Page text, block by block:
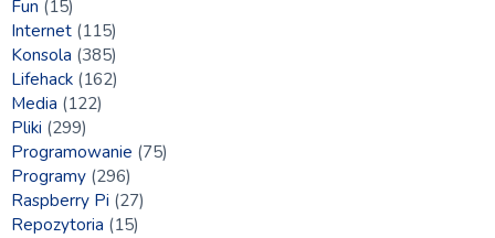
Fun (15)
Internet (115)
Konsola (385)
Lifehack (162)
Media (122)
Pliki (299)
Programowanie (75)
Programy (296)
Raspberry Pi (27)
Repozytoria (15)